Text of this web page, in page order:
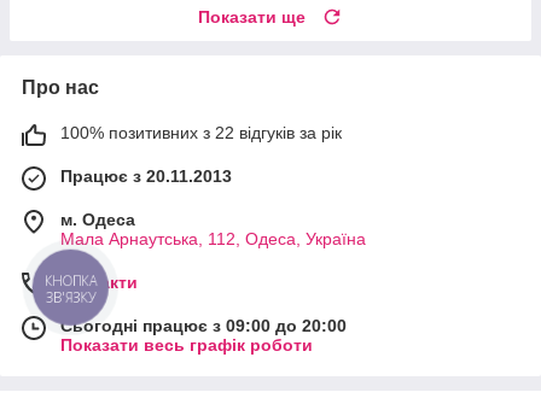
Показати ще
Про нас
100% позитивних з 22 відгуків за рік
Працює з 20.11.2013
м. Одеса
Мала Арнаутська, 112, Одеса, Україна
Контакти
Сьогодні працює з 09:00 до 20:00
Показати весь графік роботи
КНОПКА
ЗВ'ЯЗКУ